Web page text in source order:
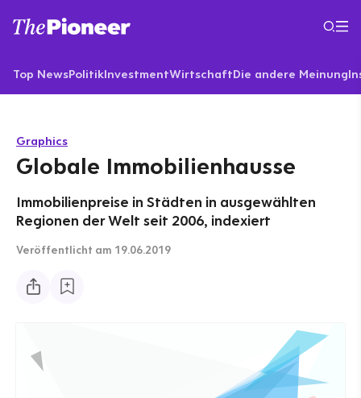
Top NewsPolitikInvestmentWirtschaftDie andere Meinung
Graphics
Globale Immobilienhausse
Immobilienpreise in Städten in ausgewählten
Regionen der Welt seit 2006, indexiert
Veröffentlicht am 19.06.2019